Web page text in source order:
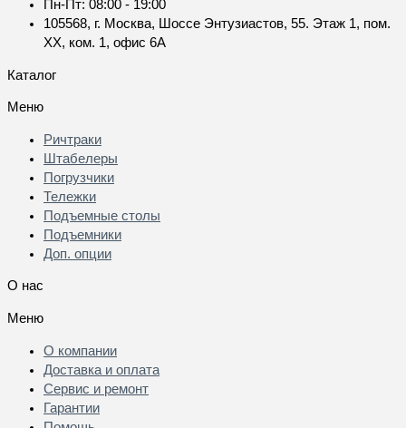
Пн-Пт: 08:00 - 19:00
105568, г. Москва, Шоссе Энтузиастов, 55. Этаж 1, пом.
XX, ком. 1, офис 6А
Каталог
Меню
Ричтраки
Штабелеры
Погрузчики
Тележки
Подъемные столы
Подъемники
Доп. опции
О нас
Меню
О компании
Доставка и оплата
Сервис и ремонт
Гарантии